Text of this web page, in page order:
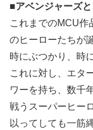
■アベンジャーズ
これまでのMCU作
のヒーローたちが
時にぶつかり、時
これに対し、エタ
ワーを持ち、数千
戦うスーパーヒー
以ってしても一筋